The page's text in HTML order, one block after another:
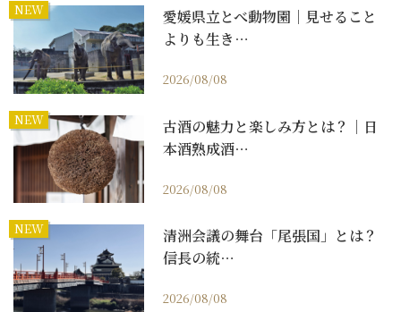
NEW
愛媛県立とべ動物園｜見せること
よりも生き…
2026/08/08
NEW
古酒の魅力と楽しみ方とは？｜日
本酒熟成酒…
2026/08/08
NEW
清洲会議の舞台「尾張国」とは？
信長の統…
2026/08/08